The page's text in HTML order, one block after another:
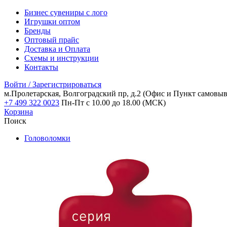
Бизнес сувениры с лого
Игрушки оптом
Бренды
Оптовый прайс
Доставка и Оплата
Схемы и инструкции
Контакты
Войти / Зарегистрироваться
м.Пролетарская, Волгоградский пр, д.2 (Офис и Пункт
+7 499 322 0023 Пн-Пт с 10.00 до 18.00 (МСК)
Корзина
Поиск
Головоломки